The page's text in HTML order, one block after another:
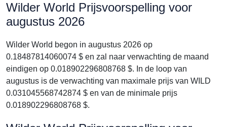
Wilder World Prijsvoorspelling voor
augustus 2026
Wilder World begon in augustus 2026 op
0.18487814060074 $ en zal naar verwachting de maand
eindigen op 0.018902296808768 $. In de loop van
augustus is de verwachting van maximale prijs van WILD
0.031045568742874 $ en van de minimale prijs
0.018902296808768 $.